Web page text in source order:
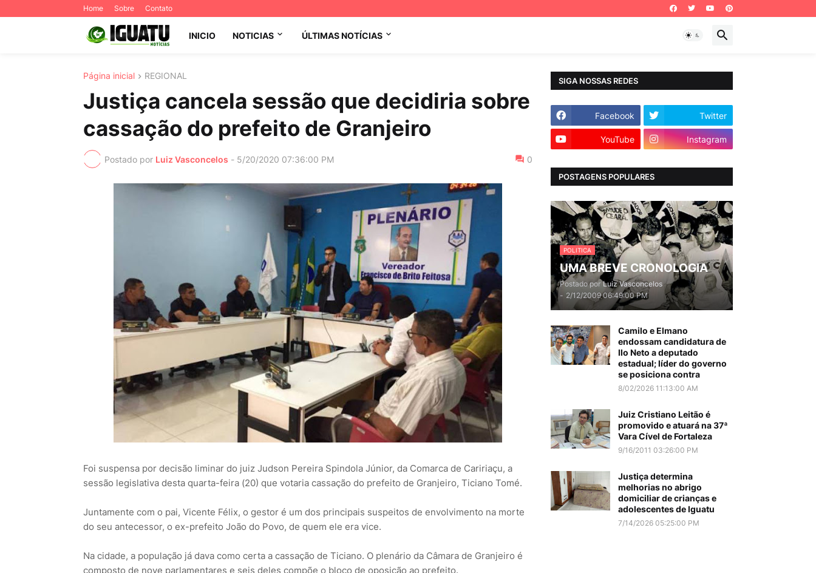
Home Sobre Contato
INICIO NOTICIAS ÚLTIMAS NOTÍCIAS
Página inicial REGIONAL
Justiça cancela sessão que decidiria sobre
cassação do prefeito de Granjeiro
Postado por Luiz Vasconcelos - 5/20/2020 07:36:00 PM 0
Foi suspensa por decisão liminar do juiz Judson Pereira Spindola Júnior, da Comarca de Caririaçu, a
sessão legislativa desta quarta-feira (20) que votaria cassação do prefeito de Granjeiro, Ticiano Tomé.
Juntamente com o pai, Vicente Félix, o gestor é um dos principais suspeitos de envolvimento na morte
do seu antecessor, o ex-prefeito João do Povo, de quem ele era vice.
Na cidade, a população já dava como certa a cassação de Ticiano. O plenário da Câmara de Granjeiro é
composto de nove parlamentares e seis deles compõe o bloco de oposição ao prefeito.
SIGA NOSSAS REDES
Facebook Twitter
YouTube Instagram
POSTAGENS POPULARES
POLITICA
UMA BREVE CRONOLOGIA
Postado por Luiz Vasconcelos
- 2/12/2009 06:49:00 PM
Camilo e Elmano
endossam candidatura de
Ilo Neto a deputado
estadual; líder do governo
se posiciona contra
8/02/2026 11:13:00 AM
Juiz Cristiano Leitão é
promovido e atuará na 37ª
Vara Cível de Fortaleza
9/16/2011 03:26:00 PM
Justiça determina
melhorias no abrigo
domiciliar de crianças e
adolescentes de Iguatu
7/14/2026 05:25:00 PM